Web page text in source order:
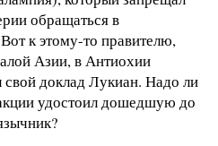
обращаться в
к этому-то правителю,
Азии, в Антиохии
доклад Лукиан. Надо ли
удостоил дошедшую до